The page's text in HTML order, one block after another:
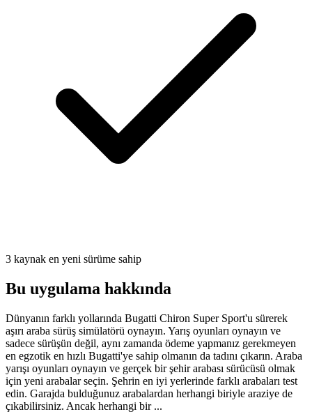
3 kaynak en yeni sürüme sahip
Bu uygulama hakkında
Dünyanın farklı yollarında Bugatti Chiron Super Sport'u sürerek
aşırı araba sürüş simülatörü oynayın. Yarış oyunları oynayın ve
sadece sürüşün değil, aynı zamanda ödeme yapmanız gerekmeyen
en egzotik en hızlı Bugatti'ye sahip olmanın da tadını çıkarın. Araba
yarışı oyunları oynayın ve gerçek bir şehir arabası sürücüsü olmak
için yeni arabalar seçin. Şehrin en iyi yerlerinde farklı arabaları test
edin. Garajda bulduğunuz arabalardan herhangi biriyle araziye de
çıkabilirsiniz. Ancak herhangi bir ...